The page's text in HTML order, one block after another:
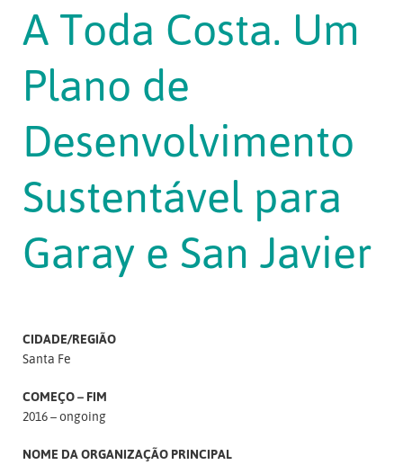
A Toda Costa. Um
Plano de
Desenvolvimento
Sustentável para
Garay e San Javier
CIDADE/REGIÃO
Santa Fe
COMEÇO – FIM
2016 – ongoing
NOME DA ORGANIZAÇÃO PRINCIPAL